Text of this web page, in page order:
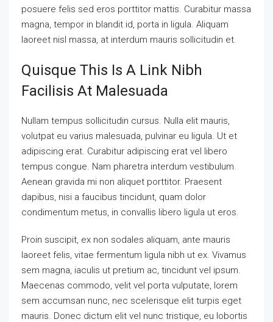
posuere felis sed eros porttitor mattis. Curabitur massa
magna, tempor in blandit id, porta in ligula. Aliquam
laoreet nisl massa, at interdum mauris sollicitudin et.
Quisque This Is A Link Nibh
Facilisis At Malesuada
Nullam tempus sollicitudin cursus. Nulla elit mauris,
volutpat eu varius malesuada, pulvinar eu ligula. Ut et
adipiscing erat. Curabitur adipiscing erat vel libero
tempus congue. Nam pharetra interdum vestibulum.
Aenean gravida mi non aliquet porttitor. Praesent
dapibus, nisi a faucibus tincidunt, quam dolor
condimentum metus, in convallis libero ligula ut eros.
Proin suscipit, ex non sodales aliquam, ante mauris
laoreet felis, vitae fermentum ligula nibh ut ex. Vivamus
sem magna, iaculis ut pretium ac, tincidunt vel ipsum.
Maecenas commodo, velit vel porta vulputate, lorem
sem accumsan nunc, nec scelerisque elit turpis eget
mauris. Donec dictum elit vel nunc tristique, eu lobortis